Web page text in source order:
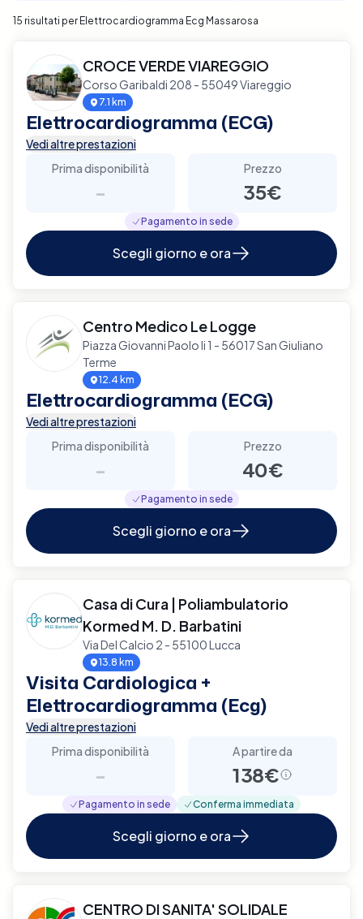
15 risultati per Elettrocardiogramma Ecg Massarosa
CROCE VERDE VIAREGGIO
Corso Garibaldi 208 - 55049 Viareggio
7.1 km
Elettrocardiogramma (ECG)
Vedi altre prestazioni
Prima disponibilità
-
Prezzo
35€
Pagamento in sede
Scegli giorno e ora
Centro Medico Le Logge
Piazza Giovanni Paolo Ii 1 - 56017 San Giuliano
Terme
12.4 km
Elettrocardiogramma (ECG)
Vedi altre prestazioni
Prima disponibilità
-
Prezzo
40€
Pagamento in sede
Scegli giorno e ora
Casa di Cura | Poliambulatorio
Kormed M. D. Barbatini
Via Del Calcio 2 - 55100 Lucca
13.8 km
Visita Cardiologica +
Elettrocardiogramma (Ecg)
Vedi altre prestazioni
Prima disponibilità
-
A partire da
138€
Pagamento in sede Conferma immediata
Scegli giorno e ora
CENTRO DI SANITA' SOLIDALE